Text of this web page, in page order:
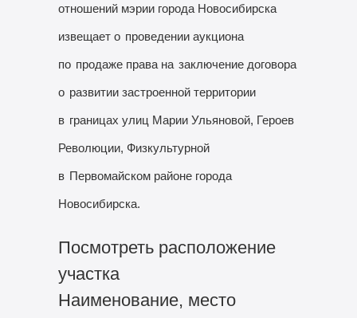
отношений мэрии города Новосибирска
извещает о проведении аукциона
по продаже права на заключение договора
о развитии застроенной территории
в границах улиц Марии Ульяновой, Героев
Революции, Физкультурной
в Первомайском районе города
Новосибирска.
Посмотреть расположение
участка
Наименование, место